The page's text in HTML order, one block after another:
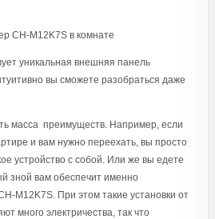
уникальная внешняя панель
вы сможете разобраться даже
масса преимуществ. Например, если
и вам нужно переехать, вы просто
устройство с собой. Или же вы едете
зной вам обеспечит именно
M12K7S. При этом такие установки от
много электричества, так что